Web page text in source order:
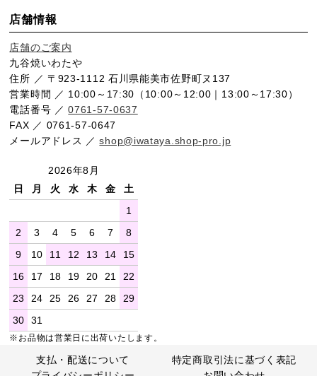
店舗情報
店舗のご案内
九谷焼いわたや
住所 ／ 〒923-1112 石川県能美市佐野町ヌ137
営業時間 ／ 10:00～17:30（10:00～12:00｜13:00～17:30）
電話番号 ／0761-57-0637
FAX ／ 0761-57-0647
メールアドレス ／shop@iwataya.shop-pro.jp
2026年8月
日
月 火 水 木 金
土
1
2
3 4 5 6 7
8
9
10 11 12 13 14
15
16
17 18 19 20 21
22
23
24 25 26 27 28
29
30
31
※お品物は営業日に出荷いたします。
支払・配送について
特定商取引法に基づく表記